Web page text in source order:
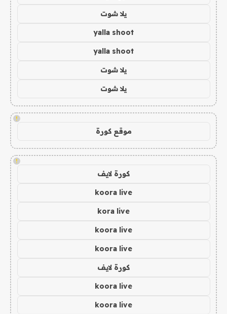
يلا شوت
yalla shoot
yalla shoot
يلا شوت
يلا شوت
!
موقع كورة
!
كورة لايف
koora live
kora live
koora live
koora live
كورة لايف
koora live
koora live